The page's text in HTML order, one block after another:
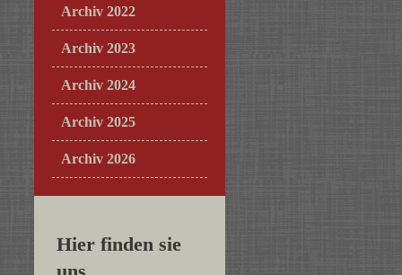
Archiv 2022
Archiv 2023
Archiv 2024
Archiv 2025
Archiv 2026
Hier finden sie